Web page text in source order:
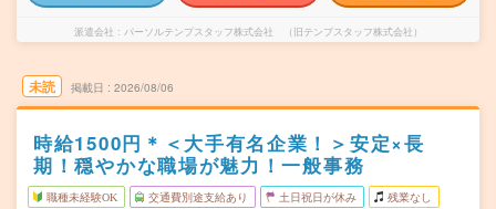
派遣会社 パーソルテンプスタッフ株式会社 （旧テンプスタッフ株式会社）
未読 掲載日 2026/08/06
時給1500円＊＜大手有名企業！＞安定×長
期！穏やかな職場が魅力！一般事務
職種未経験OK 交通費別途支給あり 土日祝日が休み 残業なし